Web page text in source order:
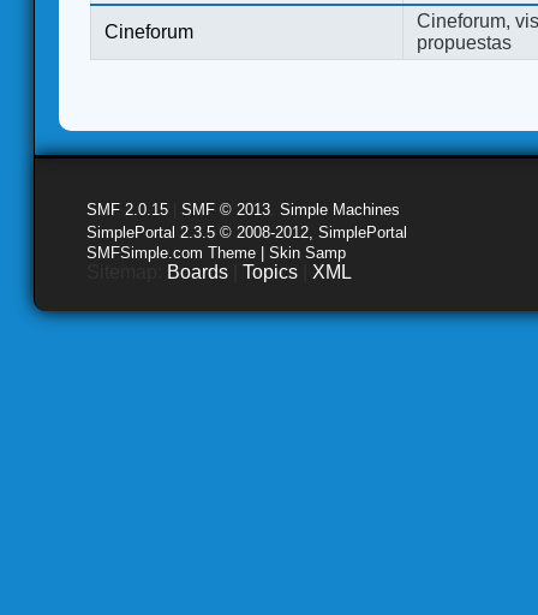
Cineforum
Cineforum,
propuestas
SMF 2.0.15 SMF © 2013 Simple Machines
SimplePortal 2.3.5 © 2008-2012, SimplePortal
SMFSimple.com Theme | Skin Samp
Boards Topics XML